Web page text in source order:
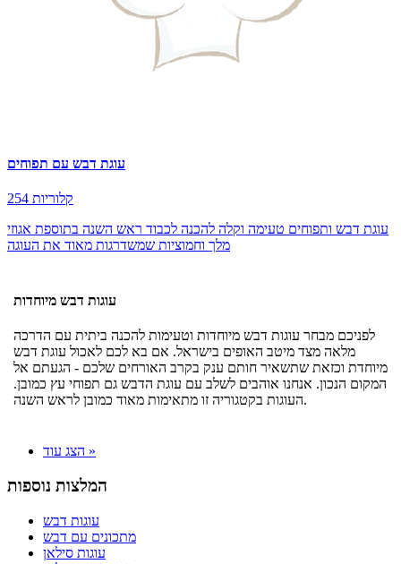
עוגת דבש עם תפוחים
254 קלוריות
עוגת דבש ותפוחים טעימה וקלה להכנה לכבוד ראש השנה בתוספת אגוזי
מלך וחמוציות שמשדרגות מאוד את העוגה
עוגות דבש מיוחדות
לפניכם מבחר עוגות דבש מיוחדות וטעימות להכנה ביתית עם הדרכה
מלאה מצד מיטב האופים בישראל. אם בא לכם לאכול עוגת דבש
מיוחדת וכזאת שתשאיר חותם ענק בקרב האורחים שלכם - הגעתם אל
המקום הנכון. אנחנו אוהבים לשלב עם עוגת הדבש גם תפוחי עץ כמובן.
העוגות בקטגוריה זו מתאימות מאוד כמובן לראש השנה.
הצג עוד »
המלצות נוספות
עוגות דבש
מתכונים עם דבש
עוגות סילאן